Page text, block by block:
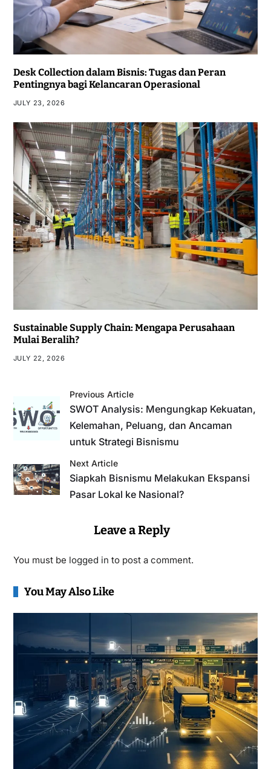
Desk Collection dalam Bisnis: Tugas dan Peran
Pentingnya bagi Kelancaran Operasional
JULY 23, 2026
Sustainable Supply Chain: Mengapa Perusahaan
Mulai Beralih?
JULY 22, 2026
Previous Article
SWOT Analysis: Mengungkap Kekuatan,
Kelemahan, Peluang, dan Ancaman
untuk Strategi Bisnismu
Next Article
Siapkah Bisnismu Melakukan Ekspansi
Pasar Lokal ke Nasional?
Leave a Reply
You must be logged in to post a comment.
You May Also Like